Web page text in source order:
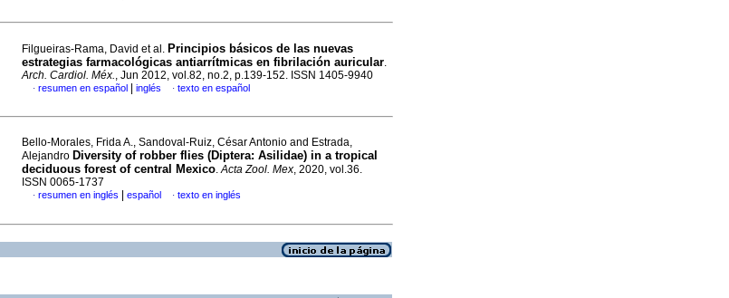
Filgueiras-Rama, David et al. Principios básicos de las nuevas
estrategias farmacológicas antiarrítmicas en fibrilación auricular.
Arch. Cardiol. Méx., Jun 2012, vol.82, no.2, p.139-152. ISSN 1405-9940
· resumen en español inglés · texto en español
Bello-Morales, Frida A., Sandoval-Ruiz, César Antonio and Estrada,
Alejandro Diversity of robber flies (Diptera: Asilidae) in a tropical
deciduous forest of central Mexico.Acta Zool. Mex, 2020, vol.36.
ISSN 0065-1737
· resumen en inglés español · texto en inglés